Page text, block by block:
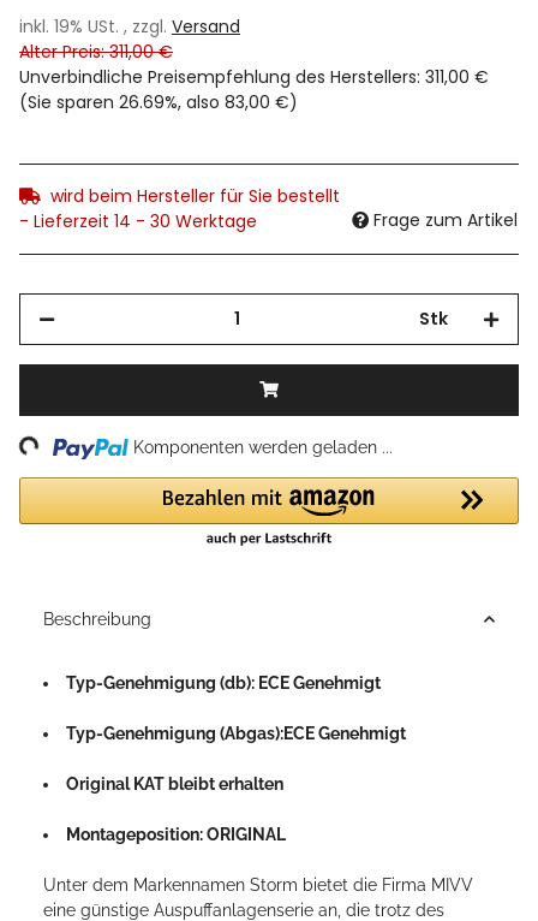
inkl. 19% USt. , zzgl. Versand
Alter Preis: 311,00 €
Unverbindliche Preisempfehlung des Herstellers: 311,00 €
(Sie sparen 26.69%, also 83,00 €)
wird beim Hersteller für Sie bestellt
- Lieferzeit 14 - 30 Werktage
Frage zum Artikel
Stk
Komponenten werden geladen ...
Beschreibung
Typ-Genehmigung (db): ECE Genehmigt
Typ-Genehmigung (Abgas):ECE Genehmigt
Original KAT bleibt erhalten
Montageposition: ORIGINAL
Unter dem Markennamen Storm bietet die Firma MIVV
eine günstige Auspuffanlagenserie an, die trotz des